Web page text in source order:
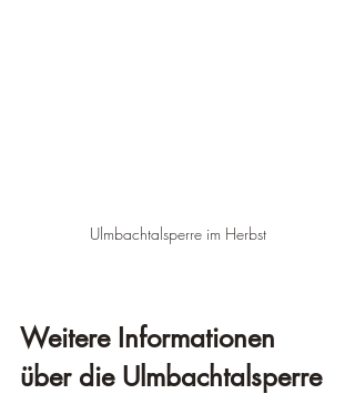
Ulmbachtalsperre im Herbst
Weitere Informationen
über die Ulmbachtalsperre